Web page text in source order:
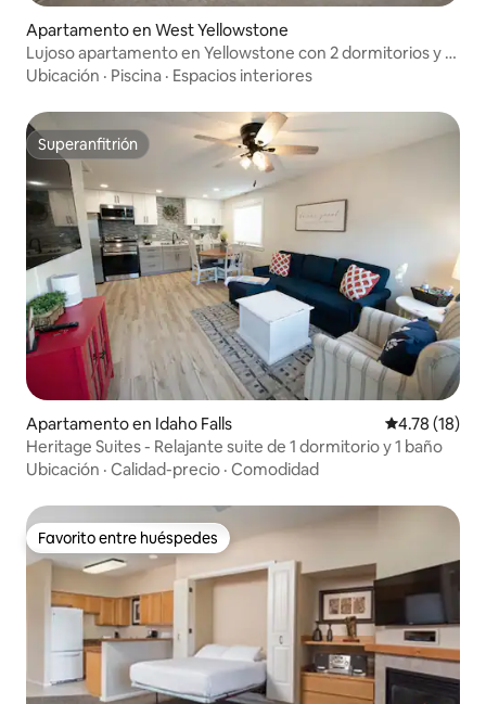
Apartamento en West Yellowstone
Lujoso apartamento en Yellowstone con 2 dormitorios y 2
baños
Ubicación · Piscina · Espacios interiores
Superanfitrión
Superanfitrión
Apartamento en Idaho Falls Calificación
4.78 (18)
Heritage Suites - Relajante suite de 1 dormitorio y 1 baño
Ubicación · Calidad-precio · Comodidad
Favorito entre huéspedes
Favorito entre huéspedes